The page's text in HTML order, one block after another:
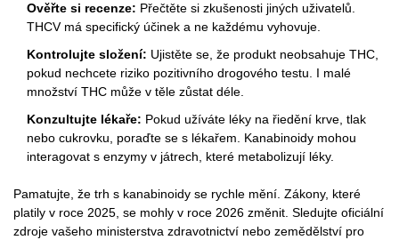
Ověřte si recenze: Přečtěte si zkušenosti jiných uživatelů.
THCV má specifický účinek a ne každému vyhovuje.
Kontrolujte složení: Ujistěte se, že produkt neobsahuje THC,
pokud nechcete riziko pozitivního drogového testu. I malé
množství THC může v těle zůstat déle.
Konzultujte lékaře: Pokud užíváte léky na řiedění krve, tlak
nebo cukrovku, poraďte se s lékařem. Kanabinoidy mohou
interagovat s enzymy v játrech, které metabolizují léky.
Pamatujte, že trh s kanabinoidy se rychle mění. Zákony, které
platily v roce 2025, se mohly v roce 2026 změnit. Sledujte oficiální
zdroje vašeho ministerstva zdravotnictví nebo zemědělství pro